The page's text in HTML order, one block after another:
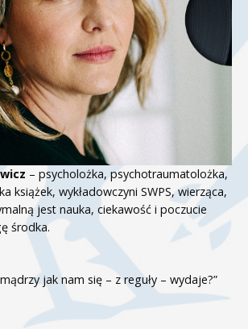
– psycholożka, psychotraumatolożka,
książek, wykładowczyni SWPS, wierząca,
jest nauka, ciekawość i poczucie
środka.
jak nam się – z reguły – wydaje?”